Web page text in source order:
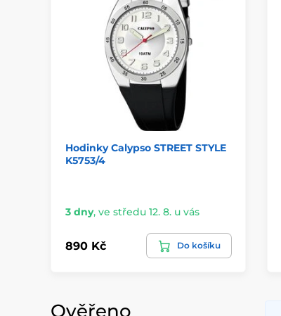
Hodinky Calypso STREET STYLE
K5753/4
3 dny, ve středu 12. 8. u vás
890 Kč Do košíku
Ověřeno